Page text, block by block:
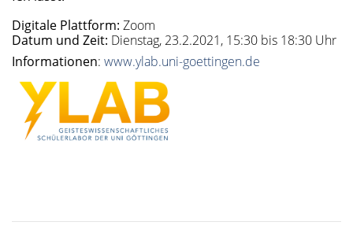
Digitale Plattform: Zoom
Datum und Zeit: Dienstag, 23.2.2021, 15:30 bis 18:30 Uhr
Informationen: www.ylab.uni-goettingen.de